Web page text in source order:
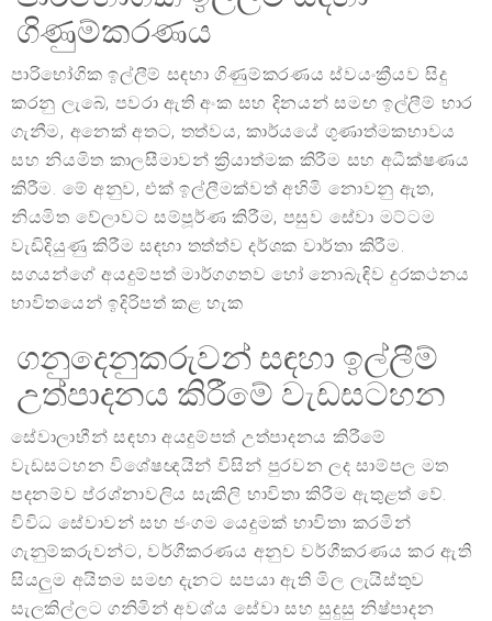
ගිණුම්කරණය
පාරිභෝගික ඉල්ලීම් සඳහා ගිණුම්කරණය ස්වයංක්‍රීයව සිදු
කරනු ලැබේ, පවරා ඇති අංක සහ දිනයන් සමඟ ඉල්ලීම් භාර
ගැනීම, අනෙක් අතට, තත්වය, කාර්යයේ ගුණාත්මකභාවය
සහ නියමිත කාලසීමාවන් ක්‍රියාත්මක කිරීම සහ අධීක්ෂණය
කිරීම. මේ අනුව, එක් ඉල්ලීමක්වත් අහිමි නොවනු ඇත,
නියමිත වේලාවට සම්පූර්ණ කිරීම, පසුව සේවා මට්ටම
වැඩිදියුණු කිරීම සඳහා තත්ත්ව දර්ශක වාර්තා කිරීම.
සගයන්ගේ අයදුම්පත් මාර්ගගතව හෝ නොබැඳිව දුරකථනය
භාවිතයෙන් ඉදිරිපත් කළ හැක
ගනුදෙනුකරුවන් සඳහා ඉල්ලීම්
උත්පාදනය කිරීමේ වැඩසටහන
සේවාලාභීන් සඳහා අයදුම්පත් උත්පාදනය කිරීමේ
වැඩසටහන විශේෂඥයින් විසින් පුරවන ලද සාම්පල මත
පදනම්ව ප්රශ්නාවලිය සැකිලි භාවිතා කිරීම ඇතුළත් වේ.
විවිධ සේවාවන් සහ ජංගම යෙදුමක් භාවිතා කරමින්
ගැනුම්කරුවන්ට, වර්ගීකරණය අනුව වර්ගීකරණය කර ඇති
සියලුම අයිතම සමඟ දැනට සපයා ඇති මිල ලැයිස්තුව
සැලකිල්ලට ගනිමින් අවශ්ය සේවා සහ සුදුසු නිෂ්පාදන